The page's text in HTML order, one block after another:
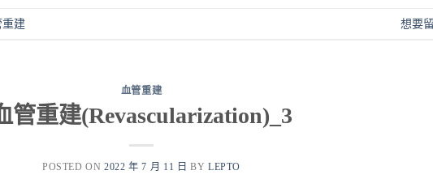
重建 想要
血管重建
管重建(Revascularization)_3
POSTED ON2022 年 7 月 11 日 BY LEPTO